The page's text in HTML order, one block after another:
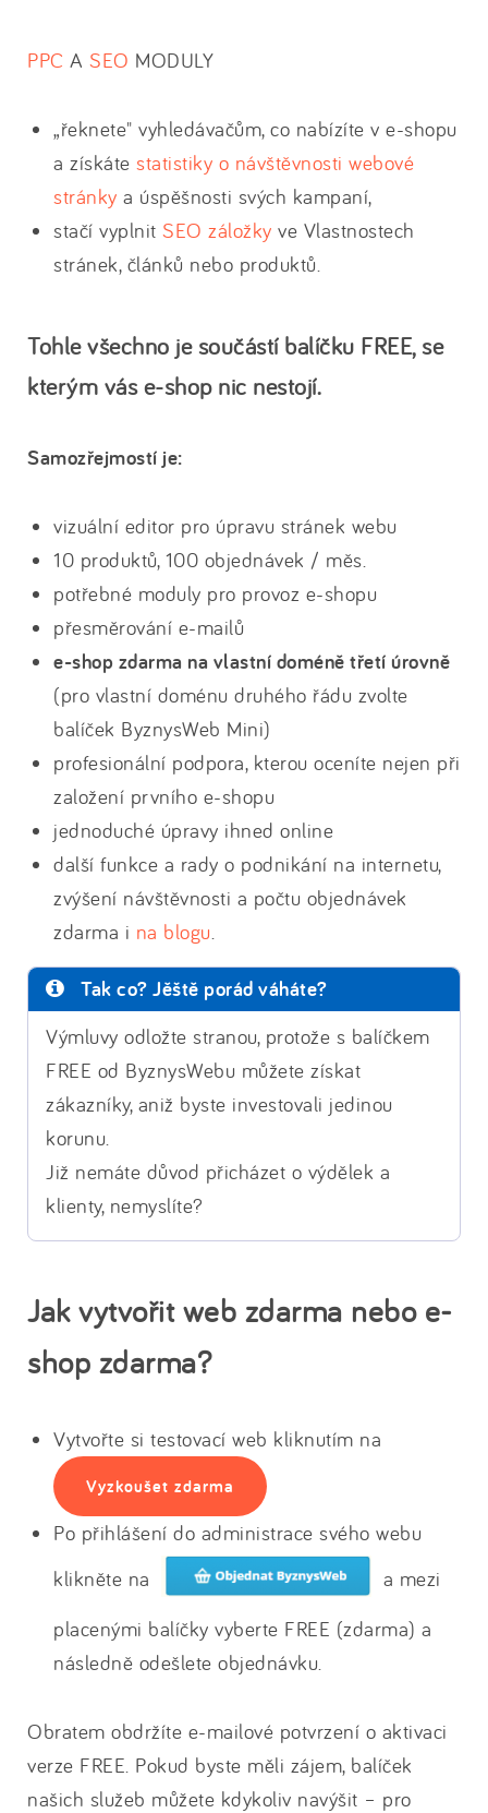
PPC A SEO MODULY
„řeknete" vyhledávačům, co nabízíte v e-shopu
a získáte statistiky o návštěvnosti webové
stránky a úspěšnosti svých kampaní,
stačí vyplnit SEO záložky ve Vlastnostech
stránek, článků nebo produktů.
Tohle všechno je součástí balíčku FREE, se
kterým vás e-shop nic nestojí.
Samozřejmostí je:
vizuální editor pro úpravu stránek webu
10 produktů, 100 objednávek / měs.
potřebné moduly pro provoz e-shopu
přesměrování e-mailů
e-shop zdarma na vlastní doméně třetí úrovně
(pro vlastní doménu druhého řádu zvolte
balíček ByznysWeb Mini)
profesionální podpora, kterou oceníte nejen při
založení prvního e-shopu
jednoduché úpravy ihned online
další funkce a rady o podnikání na internetu,
zvýšení návštěvnosti a počtu objednávek
zdarma i na blogu
Tak co? Jěště porád váháte?
Výmluvy odložte stranou, protože s balíčkem
FREE od ByznysWebu můžete získat
zákazníky, aniž byste investovali jedinou
korunu.
Již nemáte důvod přicházet o výdělek a
klienty, nemyslíte?
Jak vytvořit web zdarma nebo e-
shop zdarma?
Vytvořte si testovací web kliknutím na
Vyzkoušet zdarma
Po přihlášení do administrace svého webu
klikněte na
a mezi
placenými balíčky vyberte FREE (zdarma) a
následně odešlete objednávku.
Obratem obdržíte e-mailové potvrzení o aktivaci
verze FREE. Pokud byste měli zájem, balíček
našich služeb můžete kdykoliv navýšit – pro